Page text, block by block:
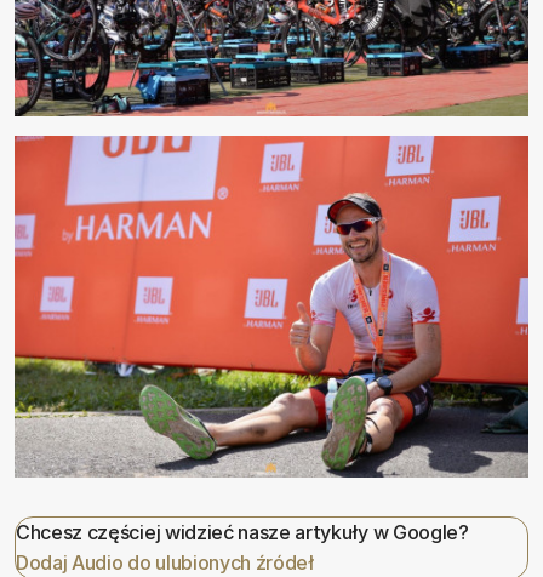
Chcesz częściej widzieć nasze artykuły w Google?
Dodaj Audio do ulubionych źródeł